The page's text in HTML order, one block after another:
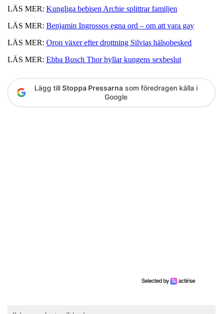
LÄS MER: Kungliga bebisen Archie splittrar familjen
LÄS MER: Benjamin Ingrossos egna ord – om att vara gay
LÄS MER: Oron växer efter drottning Silvias hälsobesked
LÄS MER: Ebba Busch Thor hyllar kungens sexbeslut
Lägg till Stoppa Pressarna som föredragen källa i
Google